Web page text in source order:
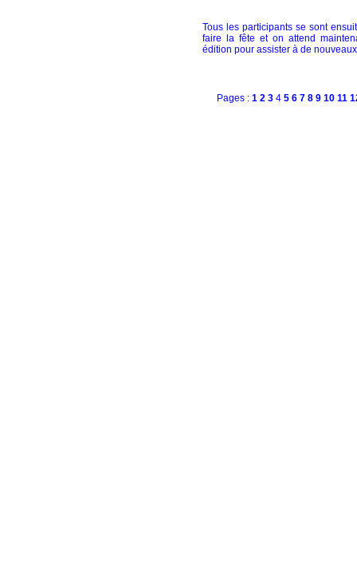
Tous les participants se sont
faire la fête et on attend
édition pour assister à de
Pages : 1 2 34 5 6 7 8 9 10 11